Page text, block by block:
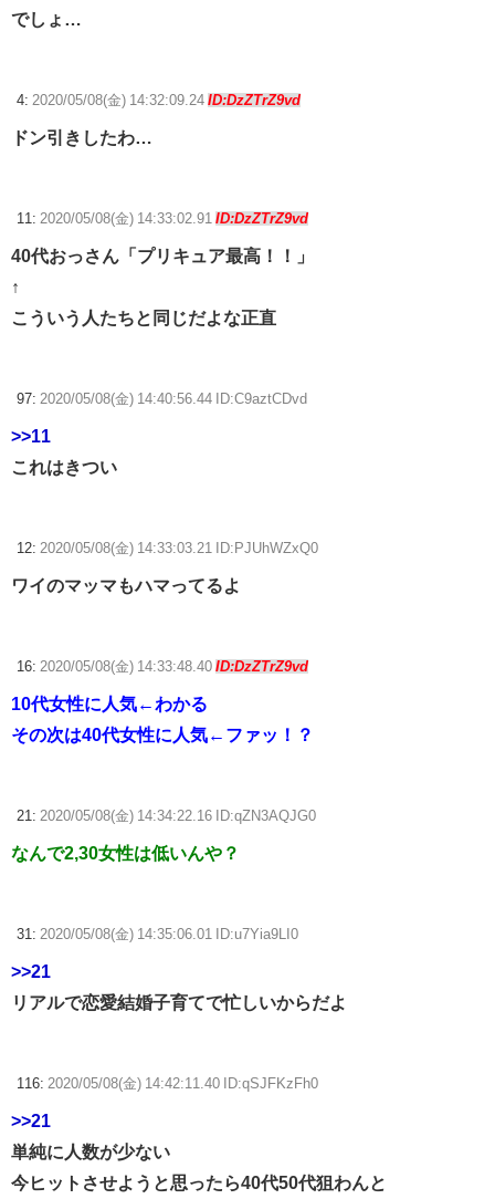
でしょ…
4: 2020/05/08(金) 14:32:09.24 ID:DzZTrZ9vd
ドン引きしたわ…
11: 2020/05/08(金) 14:33:02.91 ID:DzZTrZ9vd
40代おっさん「プリキュア最高！！」
↑
こういう人たちと同じだよな正直
97: 2020/05/08(金) 14:40:56.44 ID:C9aztCDvd
>>11
これはきつい
12: 2020/05/08(金) 14:33:03.21 ID:PJUhWZxQ0
ワイのマッマもハマってるよ
16: 2020/05/08(金) 14:33:48.40 ID:DzZTrZ9vd
10代女性に人気←わかる
その次は40代女性に人気←ファッ！？
21: 2020/05/08(金) 14:34:22.16 ID:qZN3AQJG0
なんで2,30女性は低いんや？
31: 2020/05/08(金) 14:35:06.01 ID:u7Yia9LI0
>>21
リアルで恋愛結婚子育てで忙しいからだよ
116: 2020/05/08(金) 14:42:11.40 ID:qSJFKzFh0
>>21
単純に人数が少ない
今ヒットさせようと思ったら40代50代狙わんと